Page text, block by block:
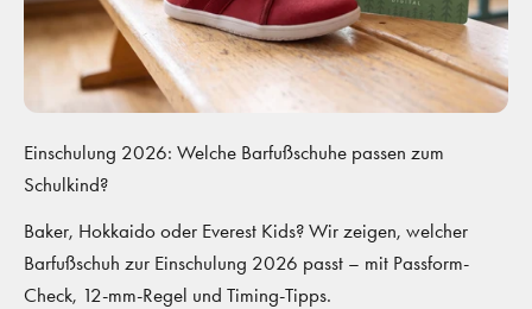
Einschulung 2026: Welche Barfußschuhe passen zum
Schulkind?
Baker, Hokkaido oder Everest Kids? Wir zeigen, welcher
Barfußschuh zur Einschulung 2026 passt – mit Passform-
Check, 12-mm-Regel und Timing-Tipps.